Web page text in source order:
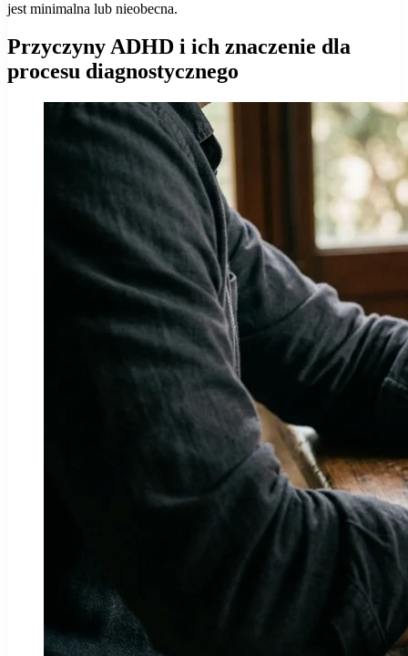
jest minimalna lub nieobecna.
Przyczyny ADHD i ich znaczenie dla
procesu diagnostycznego